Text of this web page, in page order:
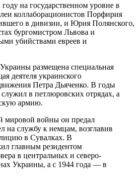
на государственном уровне в
коллаборационистов Порфирия
в дивизии, и Юрия Полянского,
бургомистром Львова и
убийствами евреев и
размещена специальная
деятеля украинского
Петра Дьяченко. В годы
в петлюровских отрядах, а
армию.
мировой войны он предал
на службу к немцам, возглавив
в Сувалках. В
главным резидентом
в центральных и северо-
Украины, а с 1944 года — в